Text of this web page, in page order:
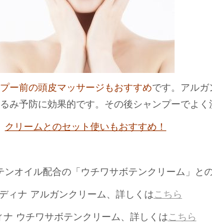
ー前の頭皮マッサージもおすすめです。アル
み予防に効果的です。その後シャンプーでよく
クリームとのセット使いもおすすめ！
オイル配合の「ウチワサボテンクリーム」と
ィナ アルガンクリーム、詳しくはこちら
ナ ウチワサボテンクリーム、詳しくはこちら